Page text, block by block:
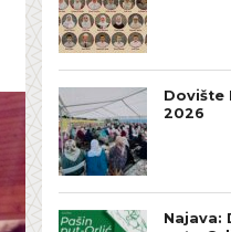
Dovište
2026
Najava: